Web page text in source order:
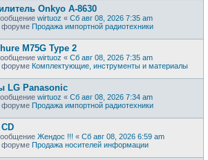
Onkyo A-8630
wirtuoz « Сб авг 08, 2026 7:35 am
форуме Продажа импортной радиотехники
M75G Type 2
wirtuoz « Сб авг 08, 2026 7:35 am
форуме Комплектующие, инструменты и материалы
LG Panasonic
wirtuoz « Сб авг 08, 2026 7:34 am
форуме Продажа импортной радиотехники
Жендос !!! « Сб авг 08, 2026 6:59 am
форуме Продажa носителей информации